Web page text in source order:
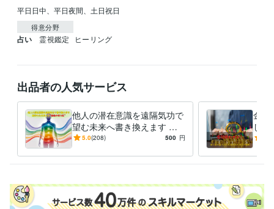
平日日中、平日夜間、土日祝日
得意分野
占い 霊視鑑定 ヒーリング
出品者の人気サービス
他人の潜在意識を遠隔気功で
望む未来へ書き換えます 相
手の心・態度・行動が変わら
す
5.0(208) 500 円
金貨
し
別